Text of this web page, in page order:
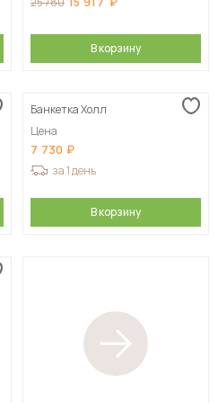
В корзину
Банкетка Холл
Цена
7 730
за 1 день
В корзину